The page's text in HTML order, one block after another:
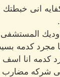
انى خبطتك
مجرد كدمه
كدمه انا
شركه مضارب